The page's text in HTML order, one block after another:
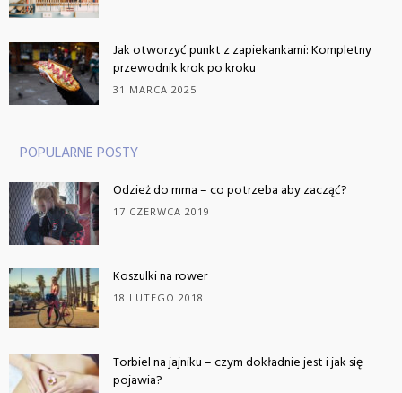
Jak otworzyć punkt z zapiekankami: Kompletny
przewodnik krok po kroku
31 MARCA 2025
POPULARNE POSTY
Odzież do mma – co potrzeba aby zacząć?
17 CZERWCA 2019
Koszulki na rower
18 LUTEGO 2018
Torbiel na jajniku – czym dokładnie jest i jak się
pojawia?